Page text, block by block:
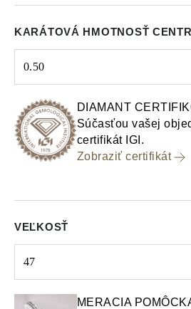
KARÁTOVÁ HMOTNOSŤ
0.50
DIAMANT
Súčasťou vašej
certifikát IGI.
Zobraziť certifikát
VEĽKOSŤ
47
MERACIA